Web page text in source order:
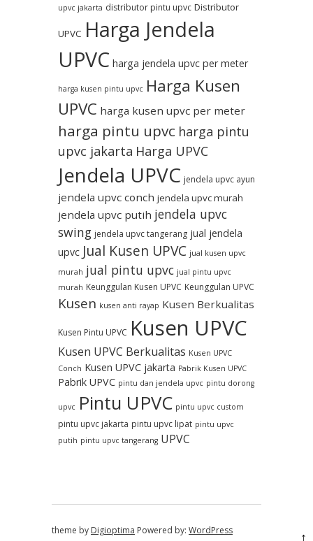
upvc jakarta distributor pintu upvc Distributor
UPVC Harga Jendela
UPVC harga jendela upvc per meter
harga kusen pintu upvc Harga Kusen
UPVC harga kusen upvc per meter
harga pintu upvc harga pintu
upvc jakarta Harga UPVC
Jendela UPVC jendela upvc ayun
jendela upvc conch jendela upvc murah
jendela upvc putih jendela upvc
swing jendela upvc tangerang jual jendela
upvc Jual Kusen UPVC jual kusen upvc
murah jual pintu upvc jual pintu upvc
murah Keunggulan Kusen UPVC Keunggulan UPVC
Kusen kusen anti rayap Kusen Berkualitas
Kusen Pintu UPVC Kusen UPVC
Kusen UPVC Berkualitas Kusen UPVC
Conch Kusen UPVC jakarta Pabrik Kusen UPVC
Pabrik UPVC pintu dan jendela upvc pintu dorong
upvc Pintu UPVC pintu upvc custom
pintu upvc jakarta pintu upvc lipat pintu upvc
putih pintu upvc tangerang UPVC
theme by Digioptima Powered by: WordPress ↑